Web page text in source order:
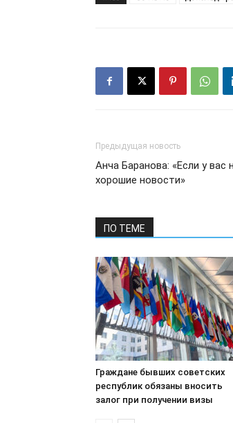
Предыдущая новость
Анча Баранова: «Если у вас
хорошие новости»
ПО ТЕМЕ
Граждане бывших советских
республик обязаны вносить
залог при получении визы